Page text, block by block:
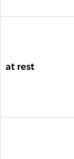
at rest